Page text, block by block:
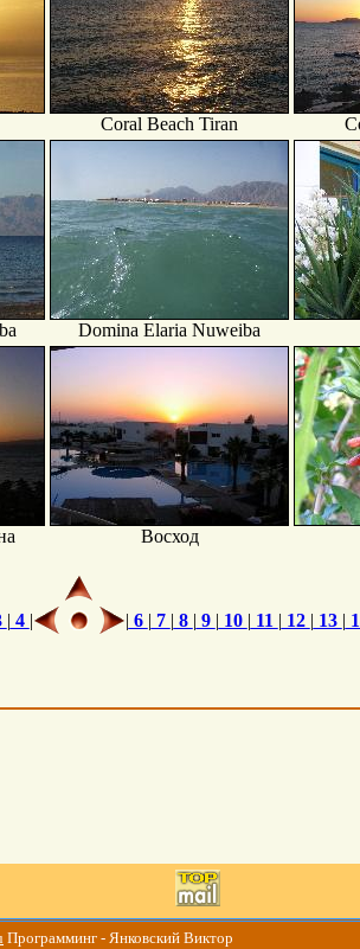
Coral Beach Tiran
Domina Elaria Nuweiba
Восход
| 4 | | 6 | 7 | 8 | 9 | 10 | 11 | 12 | 13 |
Программинг - Янковский Виктор